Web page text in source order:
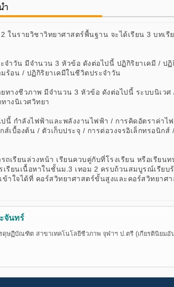
ำ
ในรายวิชาวิทยาศาสตร์พื้นฐาน จะได้เรียน 3 บทเรี
จำวัน มีจำนวน 3 หัวข้อ ดังต่อไปนี้ ปฏิกิริยาเคมี / ปฏิ
ร้อน / ปฏิกิริยาเคมีในชีวิตประจำวัน
ทางชีวภาพ มีจำนวน 3 หัวข้อ ดังต่อไปนี้ ระบบนิเวศ
างนิเวศวิทยา
นี้ กำลังไฟฟ้าและพลังงานไฟฟ้า / การคิดอัตราค่าไ
เบื้องต้น / ตัวเก็บประจุ / การต่อวงจรอิเล็กทรอนิกส์ /
ถเรียนล่วงหน้า เรียนควบคู่กับที่โรงเรียน หรือเรียน
เรียนเนื้อหาในชั้นม.3 เทอม 2 ครบถ้วนสมบูรณ์เรียบ
าใจได้ที่ คอร์สวิทยาศาสตร์ขั้นสูงและคอร์สวิทยาศ
จันทร์
ดุษฏีบัณฑิต สาขาเทคโนโลยีชีวภาพ จุฬาฯ ป.ตรี (เกียรตินิยม